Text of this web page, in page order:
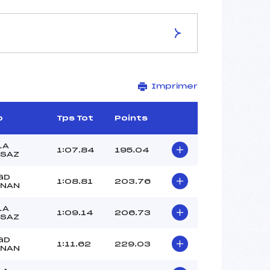
L'ETALE
1400
2438/02/09
12h00
MASSON ADRIEN (MB)
Imprimer
Tps Tot Points
1:07.84 195.04
1:08.81 203.76
1:09.14 206.73
1:11.62 229.03